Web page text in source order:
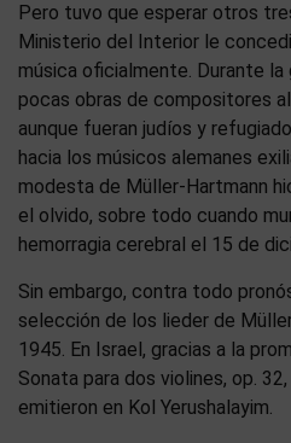
Pero tuvo que esperar otros
Ministerio del Interior le
música oficialmente. Durante la
pocas obras de compositores
aunque fueran judíos y
hacia los músicos alemanes
modesta de Müller-Hartmann
el olvido, sobre todo cuando
hemorragia cerebral el 15 de
Sin embargo, contra todo
selección de los lieder de
1945. En Israel, gracias a la
Sonata para dos violines, op.
emitieron en Kol Yerushalayim.